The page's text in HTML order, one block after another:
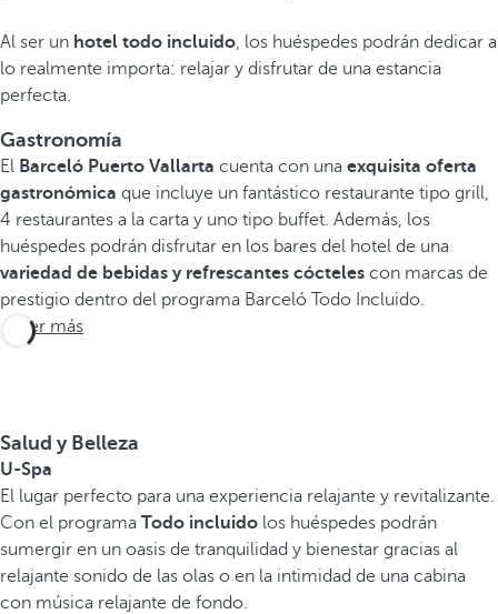
Al ser un hotel todo incluido , los huéspedes podrán dedicar a
lo realmente importa: relajar y disfrutar de una estancia
perfecta.
Gastronomía
El Barceló Puerto Vallarta cuenta con una exquisita oferta
gastronómica que incluye un fantástico restaurante tipo grill,
4 restaurantes a la carta y uno tipo buffet. Además, los
huéspedes podrán disfrutar en los bares del hotel de una
variedad de bebidas y refrescantes cócteles con marcas de
prestigio dentro del programa Barceló Todo Incluido.
Saber más
Salud y Belleza
U-Spa
El lugar perfecto para una experiencia relajante y revitalizante.
Con el programa Todo incluido los huéspedes podrán
sumergir en un oasis de tranquilidad y bienestar gracias al
relajante sonido de las olas o en la intimidad de una cabina
con música relajante de fondo.